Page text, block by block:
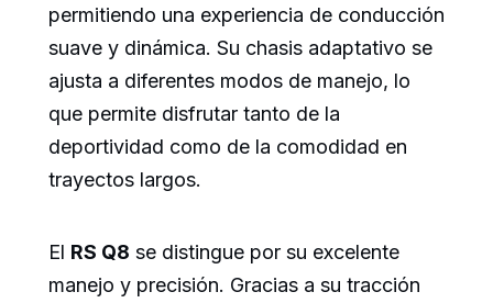
permitiendo una experiencia de conducción
suave y dinámica. Su chasis adaptativo se
ajusta a diferentes modos de manejo, lo
que permite disfrutar tanto de la
deportividad como de la comodidad en
trayectos largos.
El RS Q8 se distingue por su excelente
manejo y precisión. Gracias a su tracción